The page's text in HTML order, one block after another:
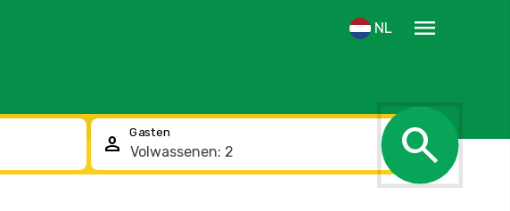
NL menu
person Gasten search